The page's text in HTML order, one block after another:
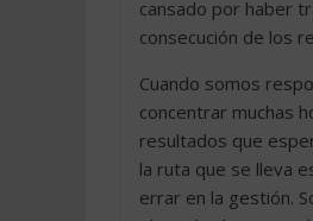
cansado por haber
consecución de los
Cuando somos
concentrar muchas
resultados que
la ruta que se lleva
errar en la gestión.